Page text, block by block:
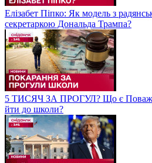
Елізабет Піпко: Як модель з
секретаркою Дональда Трампа?
5 ТИСЯЧ ЗА ПРОГУЛ? Що є
йти до школи?